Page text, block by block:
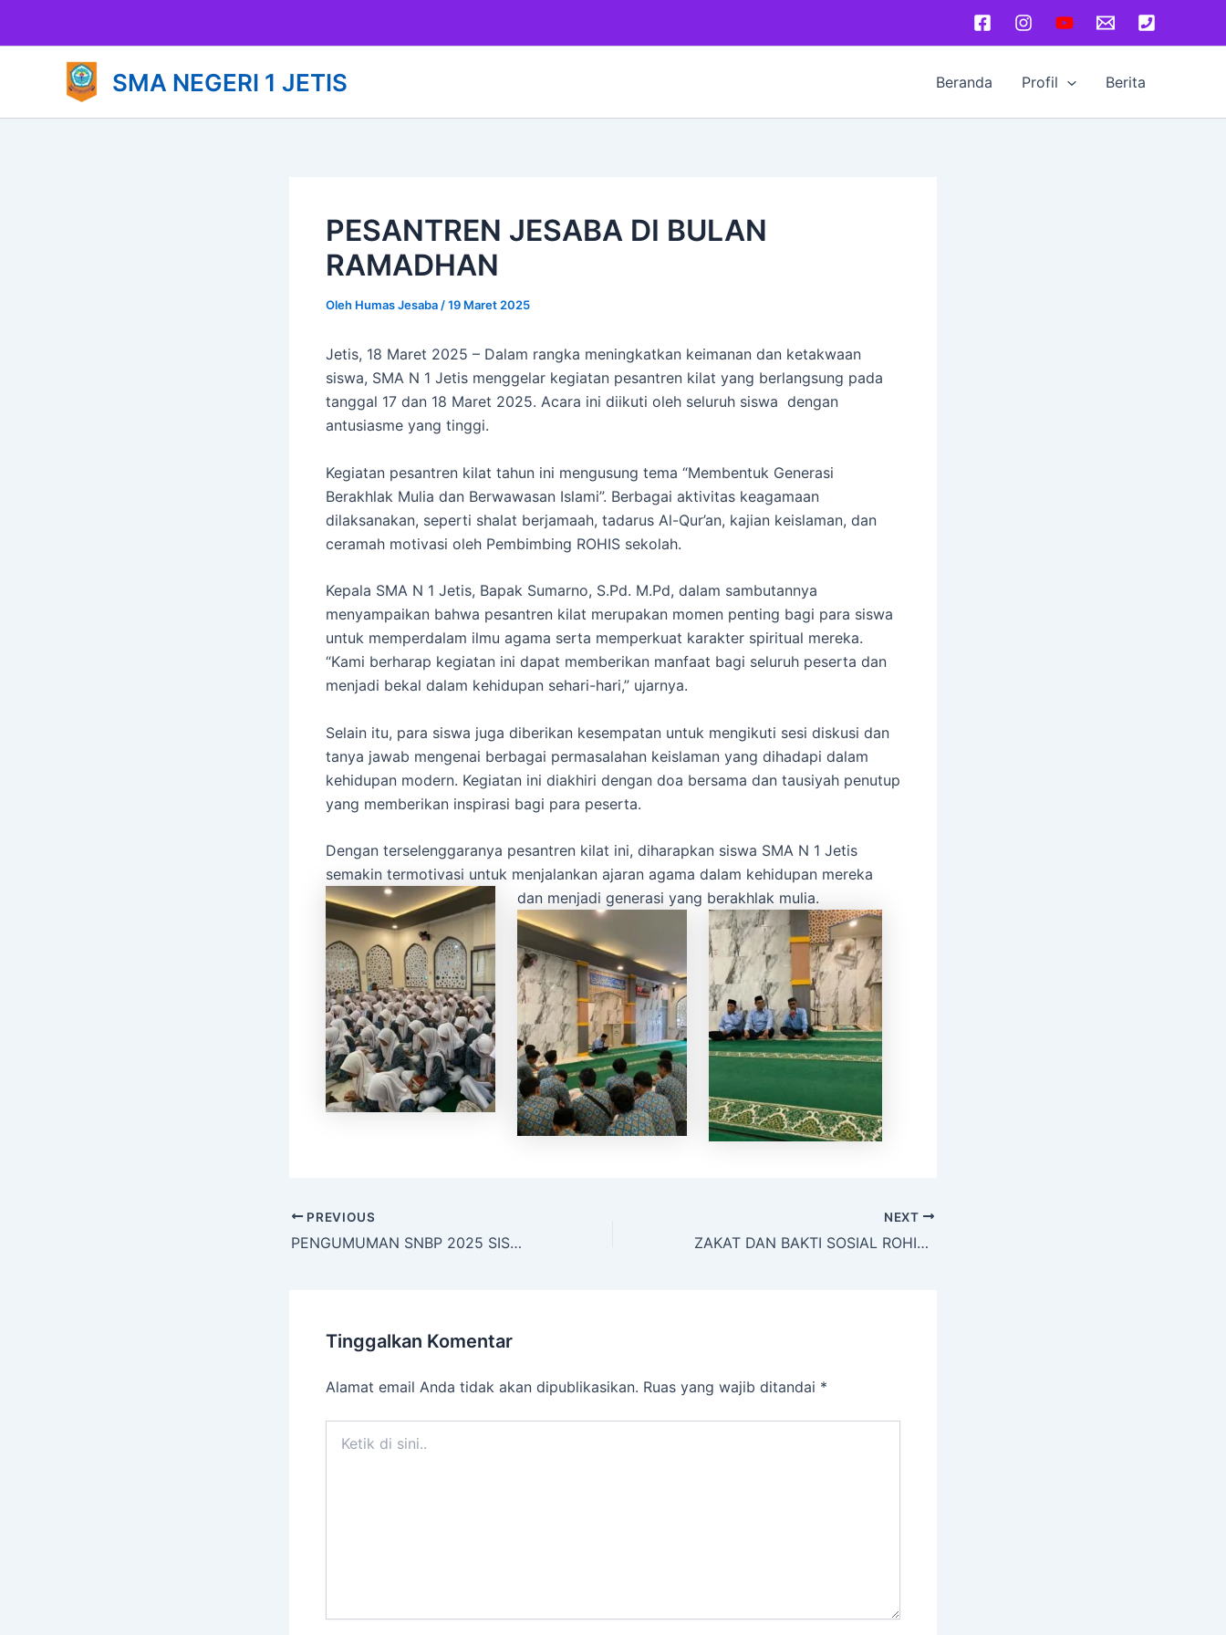
SMA NEGERI 1 JETIS Beranda Profil Berita
PESANTREN JESABA DI BULAN
RAMADHAN
Oleh Humas Jesaba /19 Maret 2025
Jetis, 18 Maret 2025 – Dalam rangka meningkatkan keimanan dan ketakwaan
siswa, SMA N 1 Jetis menggelar kegiatan pesantren kilat yang berlangsung pada
tanggal 17 dan 18 Maret 2025. Acara ini diikuti oleh seluruh siswa dengan
antusiasme yang tinggi.
Kegiatan pesantren kilat tahun ini mengusung tema “Membentuk Generasi
Berakhlak Mulia dan Berwawasan Islami”. Berbagai aktivitas keagamaan
dilaksanakan, seperti shalat berjamaah, tadarus Al-Qur’an, kajian keislaman, dan
ceramah motivasi oleh Pembimbing ROHIS sekolah.
Kepala SMA N 1 Jetis, Bapak Sumarno, S.Pd. M.Pd, dalam sambutannya
menyampaikan bahwa pesantren kilat merupakan momen penting bagi para siswa
untuk memperdalam ilmu agama serta memperkuat karakter spiritual mereka.
“Kami berharap kegiatan ini dapat memberikan manfaat bagi seluruh peserta dan
menjadi bekal dalam kehidupan sehari-hari,” ujarnya.
Selain itu, para siswa juga diberikan kesempatan untuk mengikuti sesi diskusi dan
tanya jawab mengenai berbagai permasalahan keislaman yang dihadapi dalam
kehidupan modern. Kegiatan ini diakhiri dengan doa bersama dan tausiyah penutup
yang memberikan inspirasi bagi para peserta.
Dengan terselenggaranya pesantren kilat ini, diharapkan siswa SMA N 1 Jetis
semakin termotivasi untuk menjalankan ajaran agama dalam kehidupan mereka
dan menjadi generasi yang berakhlak mulia.
PREVIOUS
PENGUMUMAN SNBP 2025 SISWA SMAN 1 JETIS
NEXT
ZAKAT DAN BAKTI SOSIAL ROHIS AL HIDAYAH
Tinggalkan Komentar
Alamat email Anda tidak akan dipublikasikan. Ruas yang wajib ditandai *